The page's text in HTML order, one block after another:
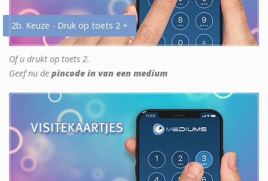
2b. Keuze - Druk op toets 2 +
Of u drukt op toets 2.
Geef nu de pincode in van een medium